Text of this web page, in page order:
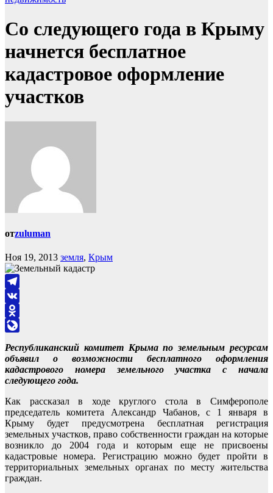
Со следующего года в Крыму
начнется бесплатное
кадастровое оформление
участков
отzuluman
Ноя 19, 2013 земля, Крым
Telegram
VK
Odnoklassniki
Республиканский комитет Крыма по земельным ресурсам
объявил о возможности бесплатного оформления
кадастрового номера земельного участка с начала
следующего года.
Как рассказал в ходе круглого стола в Симферополе
председатель комитета Александр Чабанов, с 1 января в
Крыму будет предусмотрена бесплатная регистрация
земельных участков, право собственности граждан на которые
возникло до 2004 года и которым еще не присвоены
кадастровые номера. Регистрацию можно будет пройти в
территориальных земельных органах по месту жительства
граждан.